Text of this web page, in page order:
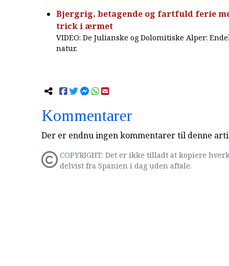
Bjergrig, betagende og fartfuld ferie
trick i ærmet
VIDEO: De Julianske og Dolomitiske Alper:
natur.
Kommentarer
Der er endnu ingen kommentarer til denne
COPYRIGHT: Det er ikke tilladt at kopiere
delvist fra Spanien i dag uden aftale.